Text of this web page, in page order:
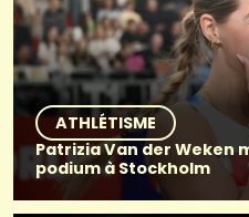
ATHLÉTISME
Patrizia Van der Weken
podium à Stockholm